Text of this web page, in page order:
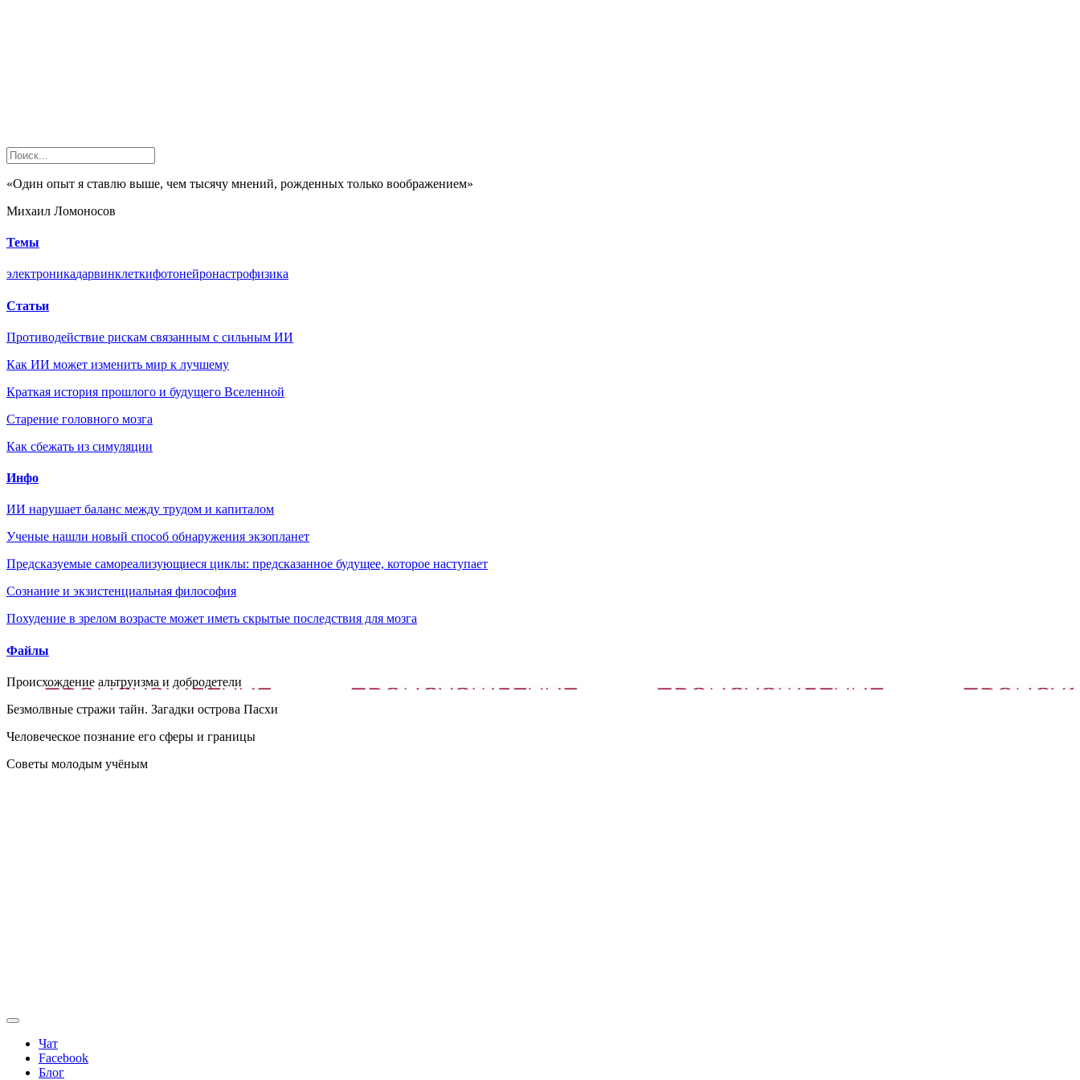
«Один опыт я ставлю выше, чем тысячу мнений, рожденных только воображением»
Михаил Ломоносов
Темы
электроникадарвинклеткифотонейронастрофизика
Статьи
Противодействие рискам связанным с сильным ИИ
Как ИИ может изменить мир к лучшему
Краткая история прошлого и будущего Вселенной
Старение головного мозга
Как сбежать из симуляции
Инфо
ИИ нарушает баланс между трудом и капиталом
Ученые нашли новый способ обнаружения экзопланет
Предсказуемые самореализующиеся циклы: предсказанное будущее, которое наступает
Сознание и экзистенциальная философия
Похудение в зрелом возрасте может иметь скрытые последствия для мозга
Файлы
Происхождение альтруизма и добродетели
Безмолвные стражи тайн. Загадки острова Пасхи
Человеческое познание его сферы и границы
Советы молодым учёным
Чат
Facebook
Блог